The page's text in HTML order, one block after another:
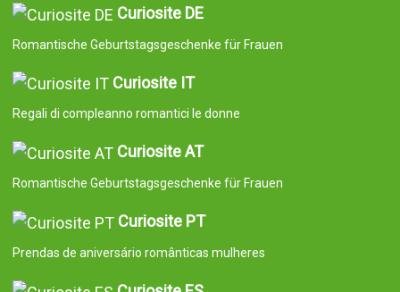
Curiosite DE
Romantische Geburtstagsgeschenke für Frauen
Curiosite IT
Regali di compleanno romantici le donne
Curiosite AT
Romantische Geburtstagsgeschenke für Frauen
Curiosite PT
Prendas de aniversário românticas mulheres